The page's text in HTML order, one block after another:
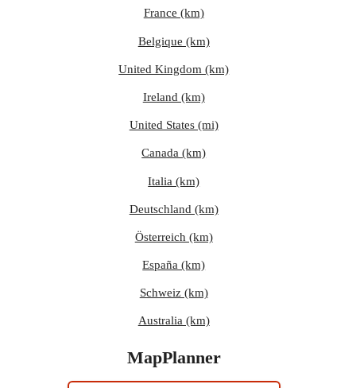
France (km)
Belgique (km)
United Kingdom (km)
Ireland (km)
United States (mi)
Canada (km)
Italia (km)
Deutschland (km)
Österreich (km)
España (km)
Schweiz (km)
Australia (km)
MapPlanner